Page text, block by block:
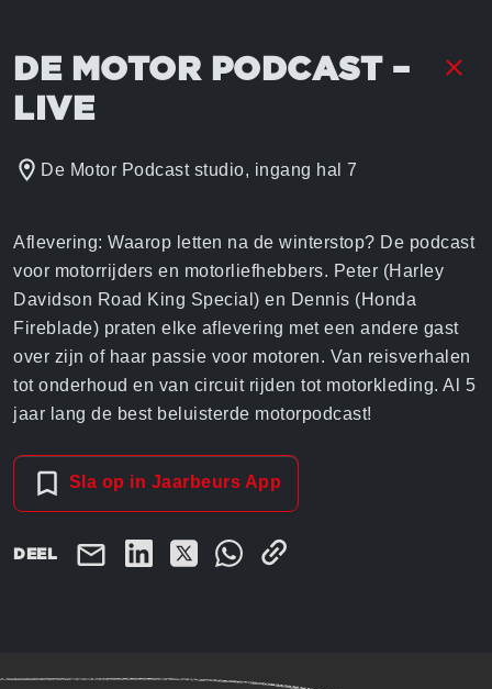
DE MOTOR PODCAST –
LIVE
De Motor Podcast studio, ingang hal 7
Aflevering: Waarop letten na de winterstop? De podcast
voor motorrijders en motorliefhebbers. Peter (Harley
Davidson Road King Special) en Dennis (Honda
Fireblade) praten elke aflevering met een andere gast
over zijn of haar passie voor motoren. Van reisverhalen
tot onderhoud en van circuit rijden tot motorkleding. Al 5
jaar lang de best beluisterde motorpodcast!
Sla op in Jaarbeurs App
DEEL